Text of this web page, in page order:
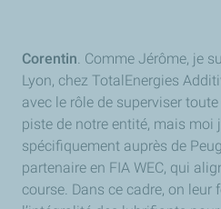
Corentin. Comme Jérôme, je
Lyon, chez TotalEnergies
avec le rôle de superviser
piste de notre entité, mais moi
spécifiquement auprès de
partenaire en FIA WEC, qui
course. Dans ce cadre, on leur